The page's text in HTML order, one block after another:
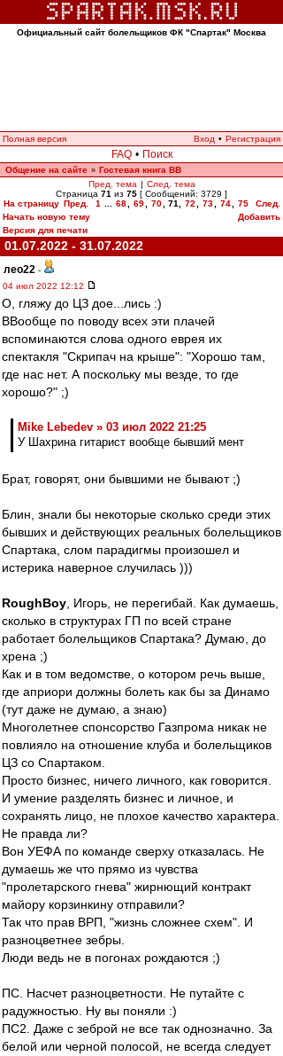
Официальный сайт болельщиков ФК "Спартак" Москва
Полная версия Вход • Регистрация
FAQ • Поиск
Общение на сайте » Гостевая книга ВВ
Пред. тема | След. тема
Страница 71 из 75 [ Сообщений: 3729 ]
На страницу Пред. 1 68 69 70 71 72 73 74 75
След.
Начать новую тему
Добавить
Версия для печати
01.07.2022 - 31.07.2022
лео22 -
04 июл 2022 12:12
О, гляжу до ЦЗ дое...лись :)
ВВообще по поводу всех эти плачей
вспоминаются слова одного еврея их
спектакля "Скрипач на крыше": "Хорошо там,
где нас нет. А поскольку мы везде, то где
хорошо?" ;)
Mike Lebedev » 03 июл 2022 21:25
У Шахрина гитарист вообще бывший мент
Брат, говорят, они бывшими не бывают ;)
Блин, знали бы некоторые сколько среди этих
бывших и действующих реальных болельщиков
Спартака, слом парадигмы произошел и
истерика наверное случилась )))
RoughBoy , Игорь, не перегибай. Как думаешь,
сколько в структурах ГП по всей стране
работает болельщиков Спартака? Думаю, до
хрена ;)
Как и в том ведомстве, о котором речь выше,
где априори должны болеть как бы за Динамо
(тут даже не думаю, а знаю)
Многолетнее спонсорство Газпрома никак не
повлияло на отношение клуба и болельщиков
ЦЗ со Спартаком.
Просто бизнес, ничего личного, как говорится.
И умение разделять бизнес и личное, и
сохранять лицо, не плохое качество характера.
Не правда ли?
Вон УЕФА по команде сверху отказалась. Не
думаешь же что прямо из чувства
"пролетарского гнева" жирнющий контракт
майору корзинкину отправили?
Так что прав ВРП, "жизнь сложнее схем". И
разноцветнее зебры.
Люди ведь не в погонах рождаются ;)
ПС. Насчет разноцветности. Не путайте с
радужностью. Ну вы поняли :)
ПС2. Даже с зеброй не все так однозначно. За
белой или черной полосой, не всегда следует